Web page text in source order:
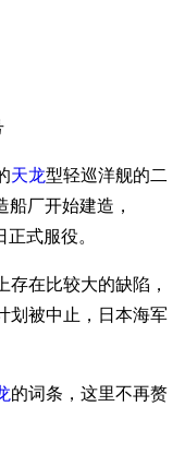
天龙型轻巡洋舰的二
厂开始建造，
式服役。
在比较大的缺陷，
划被中止，日本海军
的词条，这里不再赘